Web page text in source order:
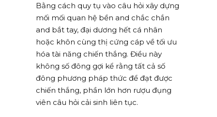
Bằng cách quy tụ vào câu hỏi xây dựng
mối mối quan hệ bền and chắc chắn
and bắt tay, đại dương hết cá nhân
hoặc khôn cùng thị cứng cáp về tối ưu
hóa tài năng chiến thắng. Điều này
không số đông gợi kể rằng tất cả số
đông phương pháp thức để đạt được
chiến thắng, phần lớn hơn rượu đụng
viên câu hỏi cải sinh liên tục.